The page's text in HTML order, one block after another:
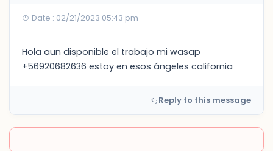
Date : 02/21/2023 05:43 pm
Hola aun disponible el trabajo mi wasap
+56920682636 estoy en esos ángeles california
Reply to this message